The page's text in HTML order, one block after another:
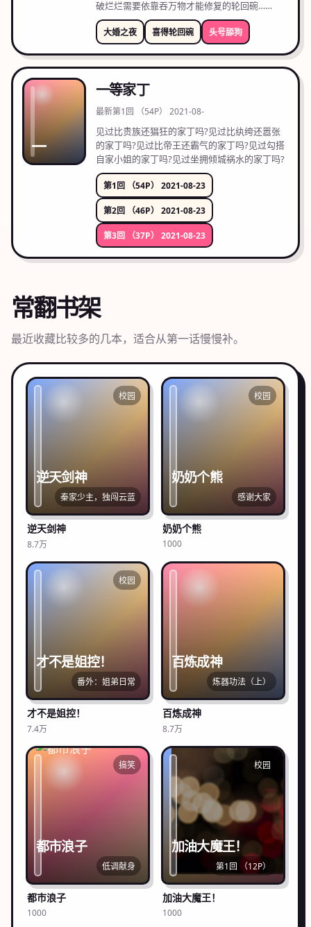
破烂烂需要依靠吞万物才能修复的轮回碗……
大婚之夜 喜得轮回碗 头号舔狗
一
一等家丁
最新第1回 （54P） 2021-08-
见过比贵族还猖狂的家丁吗?见过比纨绔还嚣张
的家丁吗?见过比帝王还霸气的家丁吗?见过勾搭
自家小姐的家丁吗?见过坐拥倾城祸水的家丁吗?
第1回 （54P） 2021-08-23
第2回 （46P） 2021-08-23
第3回 （37P） 2021-08-23
常翻书架
最近收藏比较多的几本，适合从第一话慢慢补。
校园
逆天剑神
秦家少主，独闯云蓝
逆天剑神
8.7万
校园
奶奶个熊
感谢大家
奶奶个熊
1000
校园
才不是姐控！
番外：姐弟日常
才不是姐控！
7.4万
百炼成神
炼器功法（上）
百炼成神
8.7万
搞笑
都市浪子
低调献身
都市浪子
1000
校园
加油大魔王！
第1回 （12P）
加油大魔王！
1000